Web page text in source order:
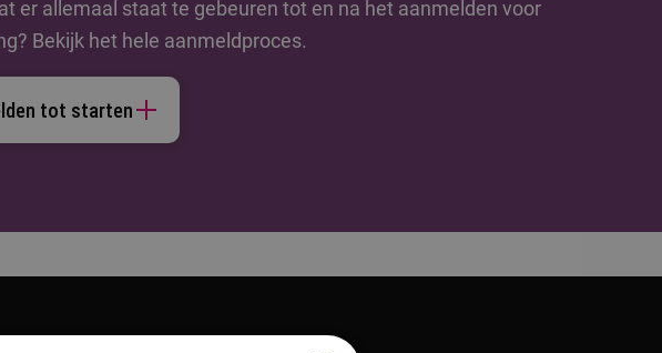
er allemaal staat te gebeuren tot en na het aanmelden voor
Bekijk het hele aanmeldproces.
tot starten